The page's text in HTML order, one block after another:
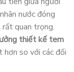
nước đóng
quan trọng.
thiết kế tem
hơn so với các đối